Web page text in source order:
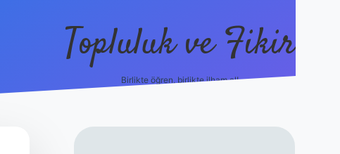
Topluluk ve Fikir
Birlikte öğren, birlikte ilham al!